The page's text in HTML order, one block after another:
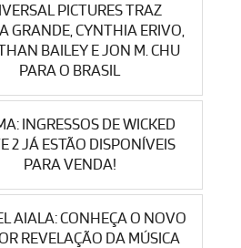
PICTURES TRAZ
GRANDE, CYNTHIA ERIVO,
BAILEY E JON M. CHU
PARA O BRASIL
INGRESSOS DE WICKED
2 JÁ ESTÃO DISPONÍVEIS
PARA VENDA!
AIALA: CONHEÇA O NOVO
REVELAÇÃO DA MÚSICA